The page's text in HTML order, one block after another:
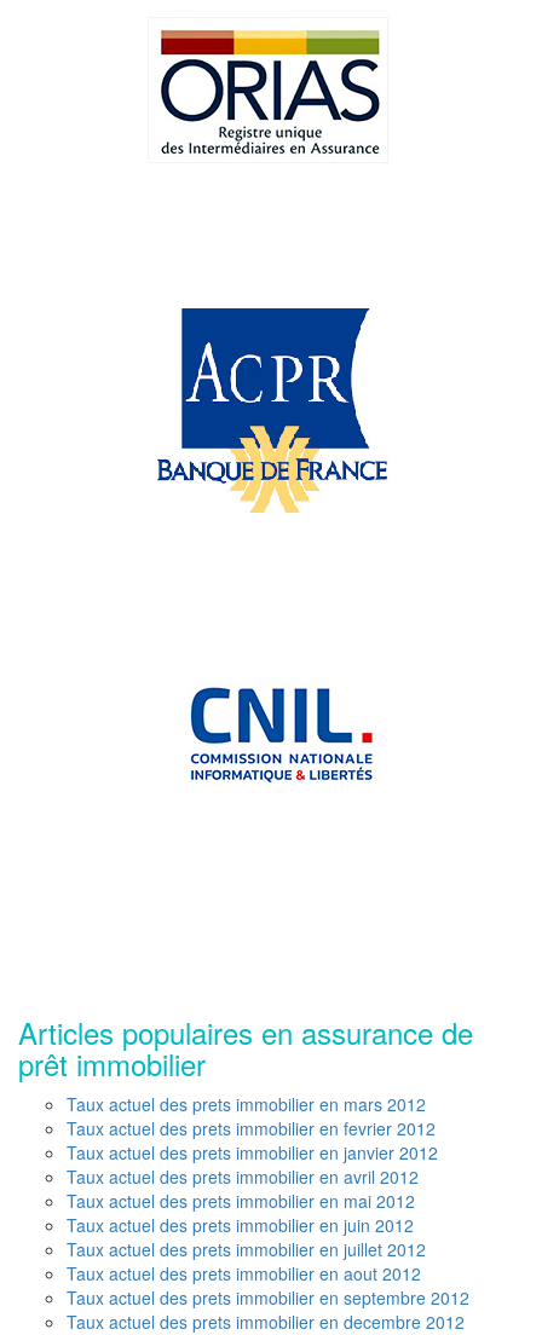
Articles populaires en assurance de
prêt immobilier
Taux actuel des prets immobilier en mars 2012
Taux actuel des prets immobilier en fevrier 2012
Taux actuel des prets immobilier en janvier 2012
Taux actuel des prets immobilier en avril 2012
Taux actuel des prets immobilier en mai 2012
Taux actuel des prets immobilier en juin 2012
Taux actuel des prets immobilier en juillet 2012
Taux actuel des prets immobilier en aout 2012
Taux actuel des prets immobilier en septembre 2012
Taux actuel des prets immobilier en decembre 2012